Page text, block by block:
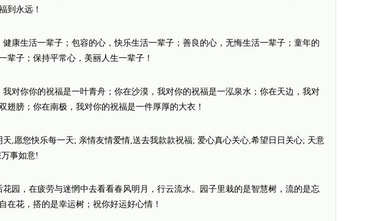
到永远！
健康生活一辈子；包容的心，快乐生活一辈子；善良的心，无悔生活一辈子；童年的
辈子；保持平常心，美丽人生一辈子！
我对你你的祝福是一叶青舟；你在沙漠，我对你的祝福是一泓泉水；你在天边，我对
翅膀；你在南极，我对你的祝福是一件厚厚的大衣！
天,愿您快乐每一天; 亲情友情爱情,送去我款款祝福; 爱心真心关心,希望日日关心; 天意
事如意!
花园，在疲劳与迷惘中去看看春风明月，行云流水。园子里栽的是智慧树，流的是忘
在花，搭的是幸运树；祝你好运好心情！